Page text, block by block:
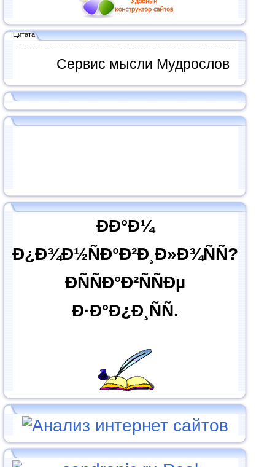
Цитата
Сервис мысли Мудрослов
ÐÐ°Ð¼
Ð¿Ð¾Ð½ÑÐ°Ð²Ð¸Ð»Ð¾ÑÑ?
ÐÑÑÐ°Ð²ÑÑÐµ
Ð·Ð°Ð¿Ð¸ÑÑ.